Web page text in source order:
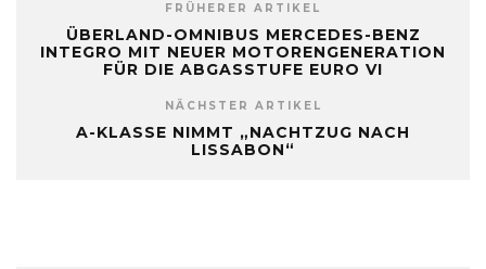
FRÜHERER ARTIKEL
ÜBERLAND-OMNIBUS MERCEDES-BENZ
INTEGRO MIT NEUER MOTORENGENERATION
FÜR DIE ABGASSTUFE EURO VI
NÄCHSTER ARTIKEL
A-KLASSE NIMMT „NACHTZUG NACH
LISSABON“